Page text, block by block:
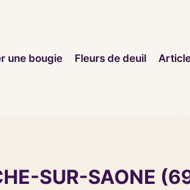
une bougie Fleurs de deuil
SUR-SAONE